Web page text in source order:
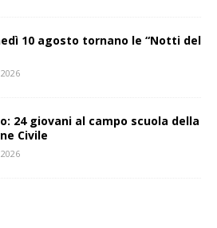
10 agosto tornano le “Notti del
24 giovani al campo scuola della
Civile